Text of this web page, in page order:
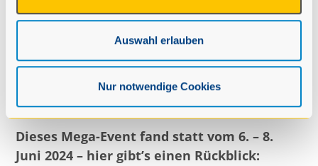
Auswahl erlauben
Nur notwendige Cookies
Rundfunks. Im Radio, im Fernsehen, im Netz –
angesagteste Musik mit über 60 Künstlern auf
insgesamt fünf Bühnen! Und das in der wohl
außergewöhnlichsten Festival-Location
Bayerns: Schloss Kaltenberg!
Dieses Mega-Event fand statt vom 6. – 8.
Juni 2024 – hier gibt’s einen Rückblick: